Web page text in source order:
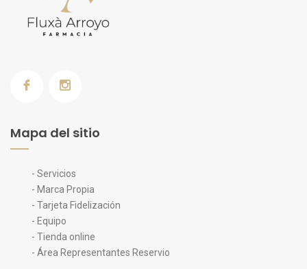
Mapa del sitio
- Servicios
- Marca Propia
- Tarjeta Fidelización
- Equipo
- Tienda online
- Área Representantes Reservio